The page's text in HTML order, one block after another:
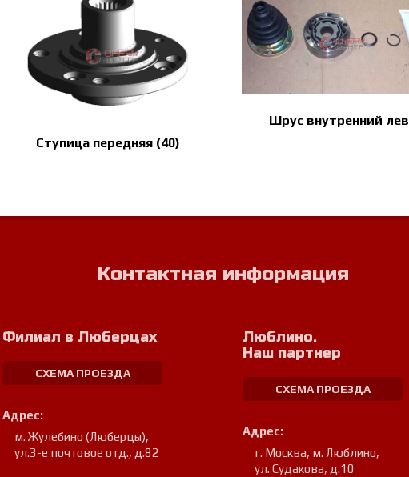
Ступица передняя (40)
Шрус внутренний лев
Контактная информация
Филиал в Люберцах
СХЕМА ПРОЕЗДА
Адрес:
м. Жулебино (Люберцы),
ул.3-е почтовое отд., д.82
Люблино.
Наш партнер
СХЕМА ПРОЕЗДА
Адрес:
г. Москва, м. Люблино,
ул. Судакова, д.10